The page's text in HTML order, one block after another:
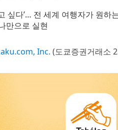
싶다’… 전 세계 여행자가 원
만으로 실현
Inc. (도쿄증권거래소